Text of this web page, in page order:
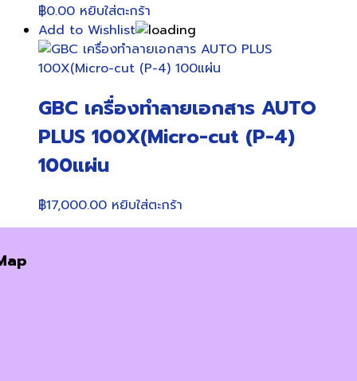
฿0.00 หยิบใส่ตะกร้า
Add to Wishlist
GBC เครื่องทำลายเอกสาร AUTO
PLUS 100X(Micro-cut (P-4)
100แผ่น
฿17,000.00 หยิบใส่ตะกร้า